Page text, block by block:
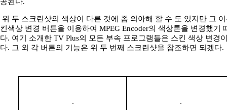
공된다.
위 두 스크린샷의 색상이 다른 것에 좀 의아해 할 수 도 있지만 그
킨색상 변경 버튼을 이용하여 MPEG Encoder의 색상톤을 변경했기
다. 여기 소개한 TV Plus의 모든 부속 프로그램들은 스킨 색상 변경
다. 그 외 각 버튼의 기능은 위 두 번째 스크린샷을 참조하면 되겠다.